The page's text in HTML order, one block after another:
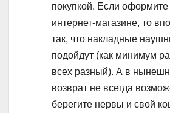
покупкой. Если оформите
интернет-магазине, то
так, что накладные
подойдут (как минимум
всех разный). А в
возврат не всегда
берегите нервы и свой